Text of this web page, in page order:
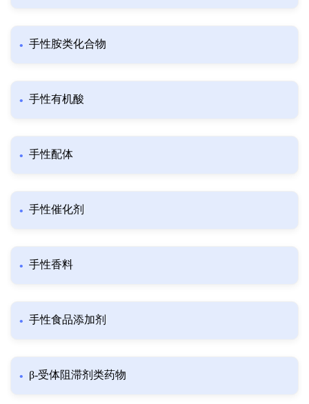
手性胺类化合物
手性有机酸
手性配体
手性催化剂
手性香料
手性食品添加剂
β-受体阻滞剂类药物